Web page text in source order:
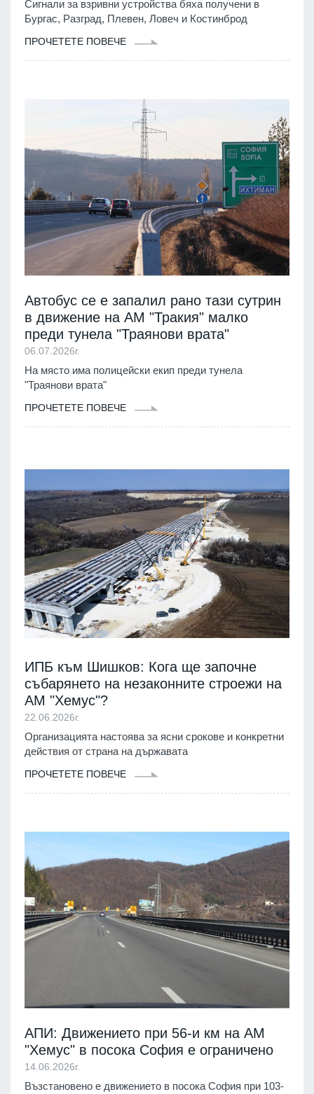
Сигнали за взривни устройства бяха получени в
Бургас, Разград, Плевен, Ловеч и Костинброд
ПРОЧЕТЕТЕ ПОВЕЧЕ
Автобус се е запалил рано тази сутрин
в движение на АМ "Тракия" малко
преди тунела "Траянови врата"
06.07.2026г.
На място има полицейски екип преди тунела
"Траянови врата"
ПРОЧЕТЕТЕ ПОВЕЧЕ
ИПБ към Шишков: Кога ще започне
събарянето на незаконните строежи на
АМ "Хемус"?
22.06.2026г.
Организацията настоява за ясни срокове и конкретни
действия от страна на държавата
ПРОЧЕТЕТЕ ПОВЕЧЕ
АПИ: Движението при 56-и км на АМ
"Хемус" в посока София е ограничено
14.06.2026г.
Възстановено е движението в посока София при 103-